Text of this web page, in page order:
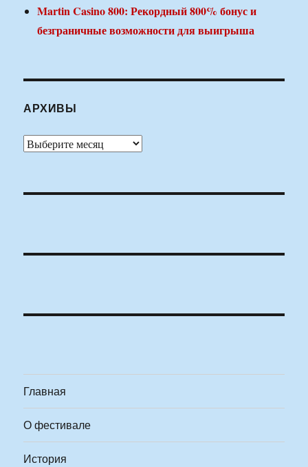
Martin Casino 800: Рекордный 800% бонус и
безграничные возможности для выигрыша
АРХИВЫ
Архивы
Главная
О фестивале
История